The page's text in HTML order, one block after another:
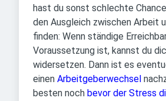
hast du sonst schlechte
den Ausgleich zwischen Arbeit
finden: Wenn ständige
Voraussetzung ist, kannst du
widersetzen. Dann ist es
einen Arbeitgeberwechsel
besten noch bevor der Stress